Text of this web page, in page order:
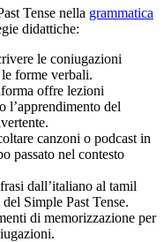
Tense nella grammatica
didattiche:
le coniugazioni
forme verbali.
offre lezioni
l’apprendimento del
canzoni o podcast in
passato nel contesto
dall’italiano al tamil
Simple Past Tense.
di memorizzazione per